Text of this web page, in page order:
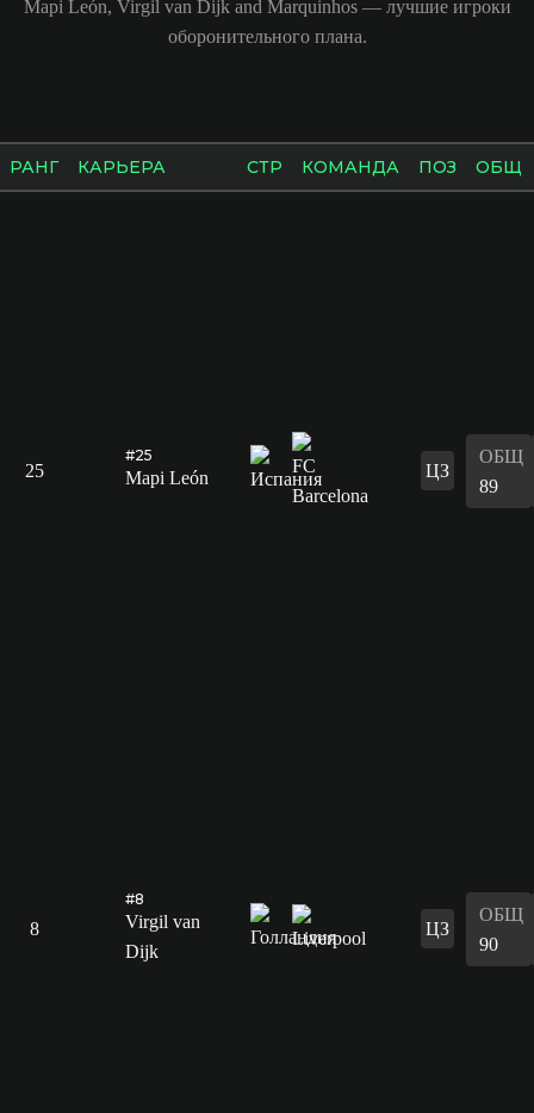
Mapi León, Virgil van Dijk and Marquinhos — лучшие игроки
оборонительного плана.
РАНГ КАРЬЕРА СТР КОМАНДА ПОЗ ОБЩ
25
#25
Mapi León ЦЗ
ОБЩ
89
8
#8
Virgil van
Dijk
ЦЗ
ОБЩ
90